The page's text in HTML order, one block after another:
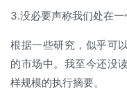
3.没必要声称我们处在
根据一些研究，似乎可
的市场中。我至今还没
样规模的执行摘要。